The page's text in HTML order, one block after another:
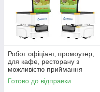
Робот офіціант, промоутер,
для кафе, ресторану з
можливістю приймання
замовлення (Комплект для
приймання замовлення в
Готово до відправки